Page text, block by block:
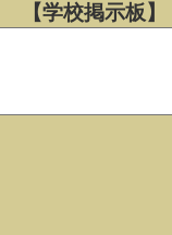
【学校掲示板】